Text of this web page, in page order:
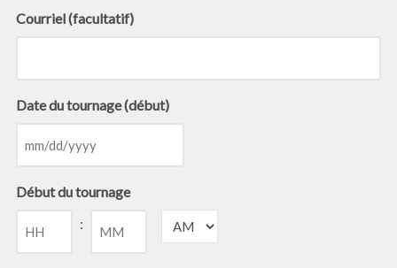
Courriel (facultatif)
Date du tournage (début)
MM
DD
slash
YYYY
Début du tournage
: AM/PM